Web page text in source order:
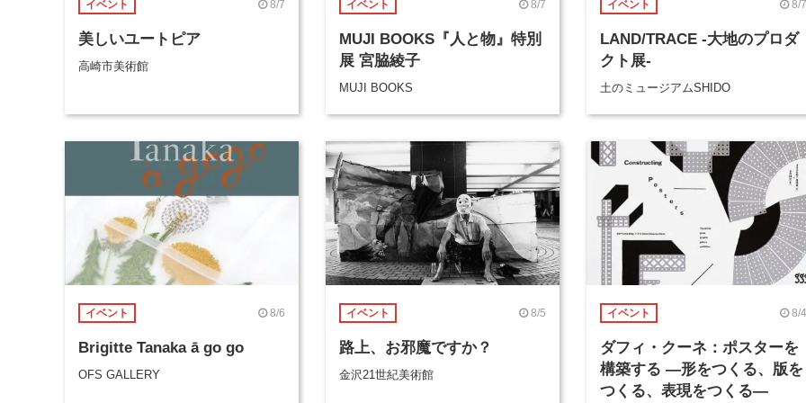
イベント 8/7
美しいユートピア
高崎市美術館
イベント 8/7
MUJI BOOKS『人と物』特別
展 宮脇綾子
MUJI BOOKS
イベント 8/7
LAND/TRACE -大地のプロダ
クト展-
土のミュージアムSHIDO
イベント 8/6
Brigitte Tanaka ā go go
OFS GALLERY
イベント 8/5
路上、お邪魔ですか？
金沢21世紀美術館
イベント 8/4
ダフィ・クーネ：ポスターを
構築する ―形をつくる、版を
つくる、表現をつくる―